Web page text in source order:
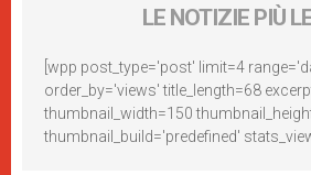
LE NOTIZIE PIÙ
[wpp post_type='post' limit=4
order_by='views' title_length=68
thumbnail_width=150
thumbnail_build='predefined'